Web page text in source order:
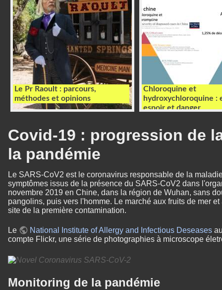
Le Pr Raoult : parcours,
méthodes et opinions
Chloroquine et
hydroxychloroquine :
espoir et danger
Covid-19 : progression de
la pandémie
Le SARS-CoV2 est le coronavirus responsable de la
symptômes issus de la présence du SARS-CoV2 dans
novembre 2019 en Chine, dans la région de Wuhan, sans
pangolins, puis vers l'homme. Le marché aux fruits de mer
site de la première contamination.
Le National Institute of Allergy and Infectious Deseases
compte Flickr, une série de photographies à microscope
Monitoring de la pandémie